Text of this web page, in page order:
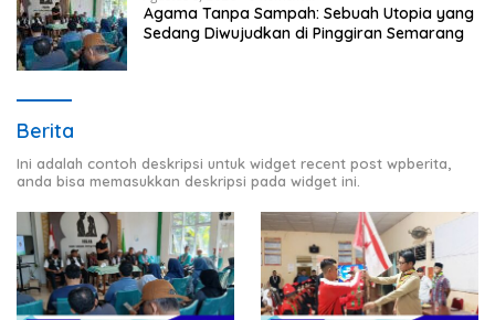
Agama Tanpa Sampah: Sebuah Utopia yang
Sedang Diwujudkan di Pinggiran Semarang
Berita
Ini adalah contoh deskripsi untuk widget recent post wpberita,
anda bisa memasukkan deskripsi pada widget ini.